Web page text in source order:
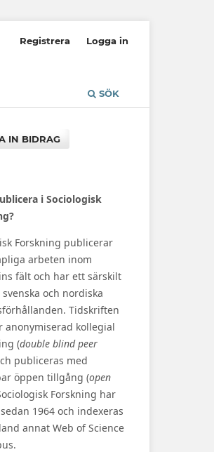
SÖK
Registrera Logga in
IN BIDRAG
i Sociologisk
Forskning publicerar
arbeten inom
fält och har ett särskilt
och nordiska
Tidskriften
anonymiserad kollegial
(double blind peer
publiceras med
öppen tillgång (open
Forskning har
1964 och indexeras
annat Web of Science